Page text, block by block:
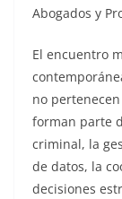
Abogados y
El encuentro
no
forman parte
criminal, la
de datos, la
decisiones